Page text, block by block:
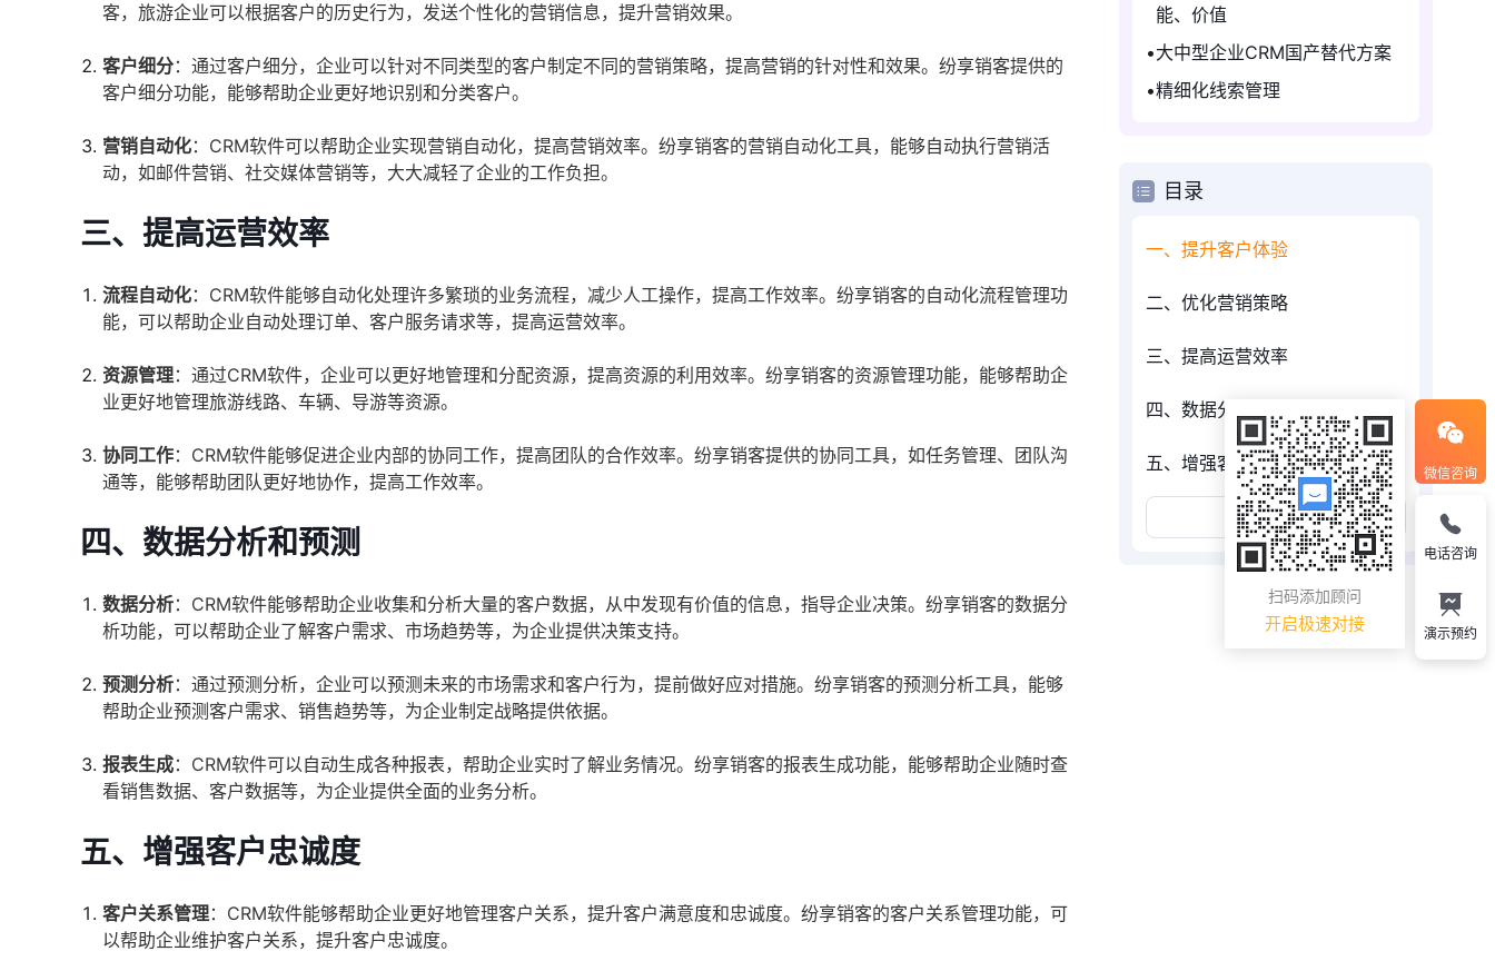
客，旅游企业可以根据客户的历史行为，发送个性化的营销信息，提升营销效果。
客户细分：通过客户细分，企业可以针对不同类型的客户制定不同的营销策略，提高营销的针对性和效果。纷享销客提供的
客户细分功能，能够帮助企业更好地识别和分类客户。
营销自动化：CRM软件可以帮助企业实现营销自动化，提高营销效率。纷享销客的营销自动化工具，能够自动执行营销活
动，如邮件营销、社交媒体营销等，大大减轻了企业的工作负担。
三、提高运营效率
流程自动化：CRM软件能够自动化处理许多繁琐的业务流程，减少人工操作，提高工作效率。纷享销客的自动化流程管理功
能，可以帮助企业自动处理订单、客户服务请求等，提高运营效率。
资源管理：通过CRM软件，企业可以更好地管理和分配资源，提高资源的利用效率。纷享销客的资源管理功能，能够帮助企
业更好地管理旅游线路、车辆、导游等资源。
协同工作：CRM软件能够促进企业内部的协同工作，提高团队的合作效率。纷享销客提供的协同工具，如任务管理、团队沟
通等，能够帮助团队更好地协作，提高工作效率。
四、数据分析和预测
数据分析：CRM软件能够帮助企业收集和分析大量的客户数据，从中发现有价值的信息，指导企业决策。纷享销客的数据分
析功能，可以帮助企业了解客户需求、市场趋势等，为企业提供决策支持。
预测分析：通过预测分析，企业可以预测未来的市场需求和客户行为，提前做好应对措施。纷享销客的预测分析工具，能够
帮助企业预测客户需求、销售趋势等，为企业制定战略提供依据。
报表生成：CRM软件可以自动生成各种报表，帮助企业实时了解业务情况。纷享销客的报表生成功能，能够帮助企业随时查
看销售数据、客户数据等，为企业提供全面的业务分析。
五、增强客户忠诚度
客户关系管理：CRM软件能够帮助企业更好地管理客户关系，提升客户满意度和忠诚度。纷享销客的客户关系管理功能，可
以帮助企业维护客户关系，提升客户忠诚度。
能、价值
大中型企业CRM国产替代方案
精细化线索管理
目录
一、提升客户体验
二、优化营销策略
三、提高运营效率
四、数据分析和预测
五、增强客户忠诚度
展开更多
微信咨询
扫码添加顾问
开启极速对接
电话咨询
演示预约